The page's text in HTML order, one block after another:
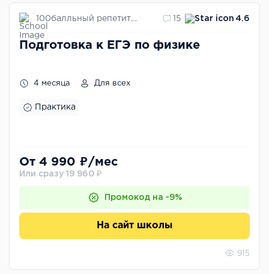
100балльный репетитор 15 4.6
Подготовка к ЕГЭ по физике
4 месяца Для всех
Практика
От 4 990 ₽/мес
Или сразу 19 960 ₽
Промокод на -9%
На сайт школы
915